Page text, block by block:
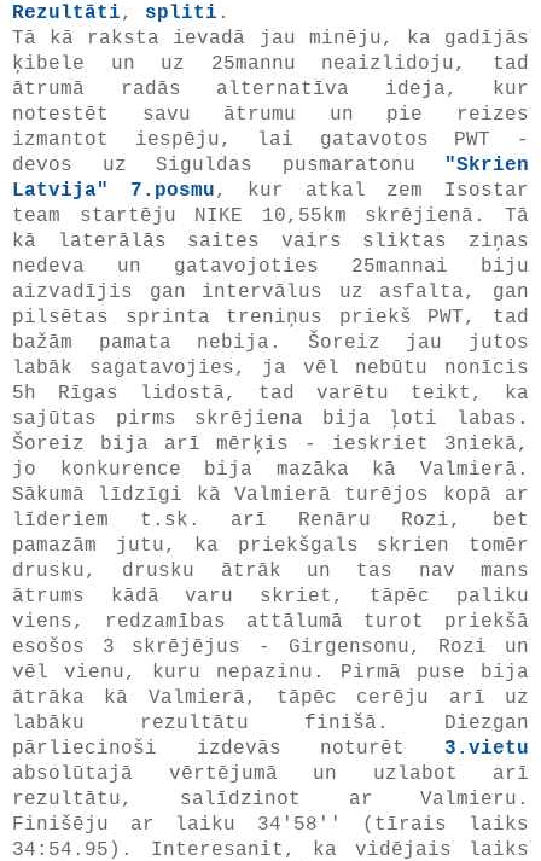
Rezultāti, spliti .
Tā kā raksta ievadā jau minēju, ka gadījās
ķibele un uz 25mannu neaizlidoju, tad
ātrumā radās alternatīva ideja, kur
notestēt savu ātrumu un pie reizes
izmantot iespēju, lai gatavotos PWT -
devos uz Siguldas pusmaratonu
"Skrien
Latvija" 7.posmu, kur atkal zem Isostar
team startēju NIKE 10,55km skrējienā. Tā
kā laterālās saites vairs sliktas ziņas
nedeva un gatavojoties 25mannai biju
aizvadījis gan intervālus uz asfalta, gan
pilsētas sprinta treniņus priekš PWT, tad
bažām pamata nebija. Šoreiz jau jutos
labāk sagatavojies, ja vēl nebūtu nonīcis
5h Rīgas lidostā, tad varētu teikt, ka
sajūtas pirms skrējiena bija ļoti labas.
Šoreiz bija arī mērķis - ieskriet 3niekā,
jo konkurence bija mazāka kā Valmierā.
Sākumā līdzīgi kā Valmierā turējos kopā ar
līderiem t.sk. arī Renāru Rozi, bet
pamazām jutu, ka priekšgals skrien tomēr
drusku, drusku ātrāk un tas nav mans
ātrums kādā varu skriet, tāpēc paliku
viens, redzamības attālumā turot priekšā
esošos 3 skrējējus - Girgensonu, Rozi un
vēl vienu, kuru nepazinu. Pirmā puse bija
ātrāka kā Valmierā, tāpēc cerēju arī uz
labāku rezultātu finišā. Diezgan
pārliecinoši izdevās noturēt 3.vietu
absolūtajā vērtējumā un uzlabot arī
rezultātu, salīdzinot ar Valmieru.
Finišēju ar laiku 34'58'' (tīrais laiks
34:54.95). Interesanit, ka vidējais laiks